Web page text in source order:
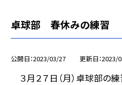
卓球部 春休みの練習
公開日 2023/03/27 更新日 2023/
３月２７日（月）卓球部の